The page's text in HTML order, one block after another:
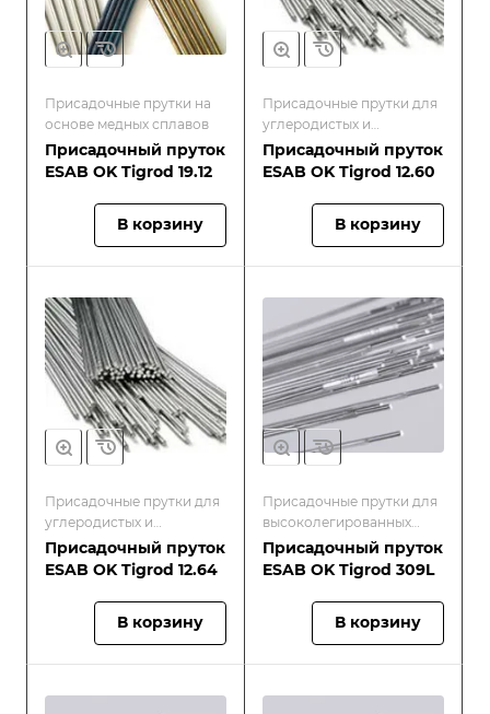
Присадочные прутки на
основе медных сплавов
Присадочный пруток
ESAB OK Tigrod 19.12
В корзину
Присадочные прутки для
углеродистых и
низколегированных
сталей
Присадочный пруток
ESAB OK Tigrod 12.60
В корзину
Присадочные прутки для
углеродистых и
низколегированных
сталей
Присадочный пруток
ESAB OK Tigrod 12.64
В корзину
Присадочные прутки для
высоколегированных
окалиностойких и
жаропрочных сталей
Присадочный пруток
ESAB OK Tigrod 309L
В корзину